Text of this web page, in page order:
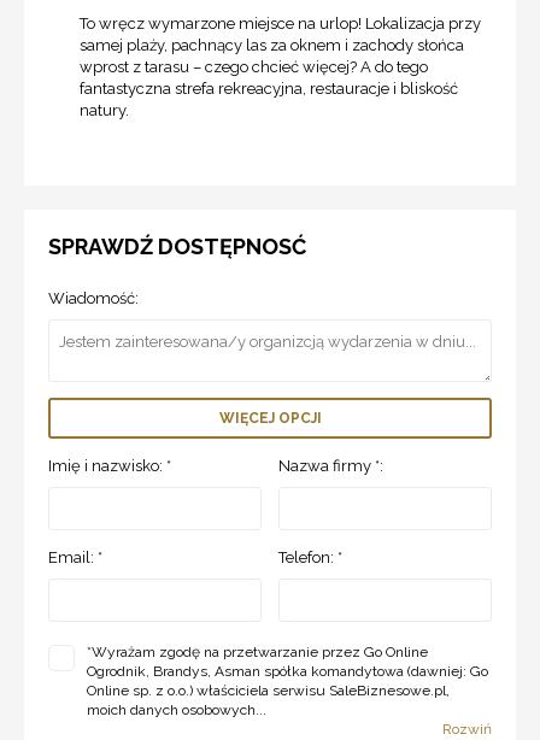
To wręcz wymarzone miejsce na urlop! Lokalizacja przy
samej plaży, pachnący las za oknem i zachody słońca
wprost z tarasu – czego chcieć więcej? A do tego
fantastyczna strefa rekreacyjna, restauracje i bliskość
natury.
SPRAWDŹ DOSTĘPNOSĆ
Wiadomość:
WIĘCEJ OPCJI
Imię i nazwisko: * Nazwa firmy *:
Email: * Telefon: *
*Wyrażam zgodę na przetwarzanie przez Go Online
Ogrodnik, Brandys, Asman spółka komandytowa (dawniej: Go
Online sp. z o.o.) właściciela serwisu SaleBiznesowe.pl,
moich danych osobowych...
Rozwiń